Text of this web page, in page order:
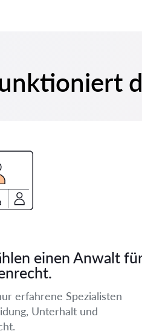
einen Anwalt für
erfahrene Spezialisten
Unterhalt und